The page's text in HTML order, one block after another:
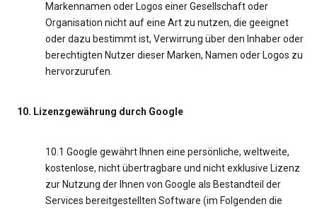
Markennamen oder Logos einer Gesellschaft oder
Organisation nicht auf eine Art zu nutzen, die geeignet
oder dazu bestimmt ist, Verwirrung über den Inhaber oder
berechtigten Nutzer dieser Marken, Namen oder Logos zu
hervorzurufen.
10. Lizenzgewährung durch Google
10.1 Google gewährt Ihnen eine persönliche, weltweite,
kostenlose, nicht übertragbare und nicht exklusive Lizenz
zur Nutzung der Ihnen von Google als Bestandteil der
Services bereitgestellten Software (im Folgenden die